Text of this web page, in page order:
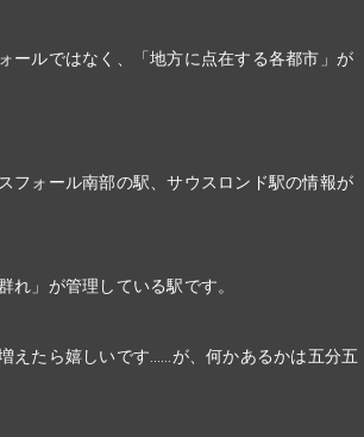
ールではなく、「地方に点在する各都市」が
フォール南部の駅、サウスロンド駅の情報が
れ」が管理している駅です。
えたら嬉しいです……が、何かあるかは五分五